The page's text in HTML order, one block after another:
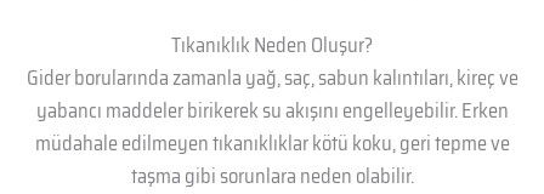
Tıkanıklık Neden Oluşur?
Gider borularında zamanla yağ, saç, sabun kalıntıları, kireç ve
yabancı maddeler birikerek su akışını engelleyebilir. Erken
müdahale edilmeyen tıkanıklıklar kötü koku, geri tepme ve
taşma gibi sorunlara neden olabilir.